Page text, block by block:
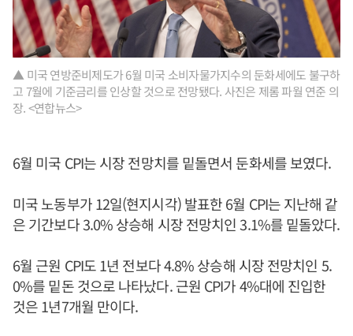
▲ 미국 연방준비제도가 6월 미국 소비자물가지수의 둔화세에도 불구하
고 7월에 기준금리를 인상할 것으로 전망됐다. 사진은 제롬 파월 연준 의
장. <연합뉴스>
6월 미국 CPI는 시장 전망치를 밑돌면서 둔화세를 보였다.
미국 노동부가 12일(현지시각) 발표한 6월 CPI는 지난해 같
은 기간보다 3.0% 상승해 시장 전망치인 3.1%를 밑돌았다.
6월 근원 CPI도 1년 전보다 4.8% 상승해 시장 전망치인 5.
0%를 밑돈 것으로 나타났다. 근원 CPI가 4%대에 진입한
것은 1년7개월 만이다.